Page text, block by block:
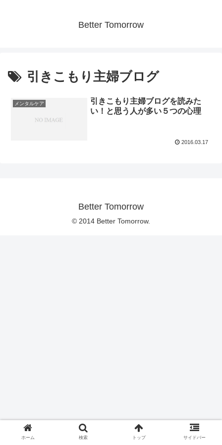
Better Tomorrow
引きこもり主婦ブログ
メンタルケア
引きこもり主婦ブログを読みた
い！と思う人が多い５つの心理
2016.03.17
Better Tomorrow
© 2014 Better Tomorrow.
ホーム 検索 トップ サイドバー